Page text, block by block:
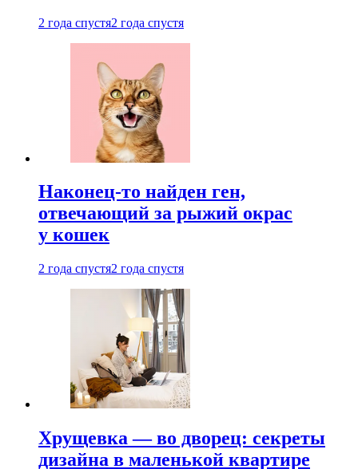
2 года спустя2 года спустя
Наконец-то найден ген,
отвечающий за рыжий окрас
у кошек
2 года спустя2 года спустя
Хрущевка — во дворец: секреты
дизайна в маленькой квартире